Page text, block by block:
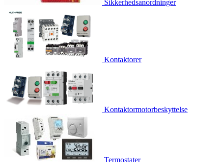
Sikkerhedsanordninger
Kontaktorer
Kontaktormotorbeskyttelse
Termostater